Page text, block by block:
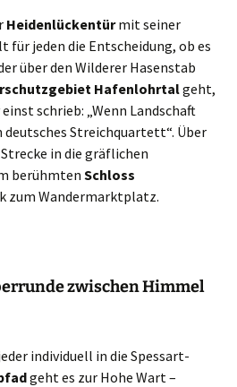
Heidenlückentürmit seiner
jeden die Entscheidung, ob es
über den Wilderer Hasenstab
Hafenlohrtalgeht,
schrieb: „Wenn Landschaft
deutsches Streichquartett“. Über
in die gräflichen
berühmten Schloss
zum Wandermarktplatz.
zwischen Himmel
individuell in die Spessart-
geht es zur Hohe Wart –